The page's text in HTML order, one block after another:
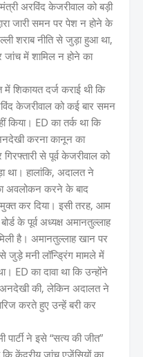
अरविंद केजरीवाल को बड़ी
जारी समन पर पेश न होने के
शराब नीति से जुड़ा हुआ था,
में शामिल न होने का
शिकायत दर्ज कराई थी कि
केजरीवाल को कई बार समन
ED का तर्क था कि
करना कानून का
से पूर्व केजरीवाल को
था। हालांकि, अदालत ने
अवलोकन करने के बाद
कर दिया। इसी तरह, आम
के पूर्व अध्यक्ष अमानतुल्लाह
है। अमानतुल्लाह खान पर
से जुड़े मनी लॉन्ड्रिंग मामले में
ED का दावा था कि उन्होंने
अनदेखी की, लेकिन अदालत ने
करते हुए उन्हें बरी कर
ने इसे “सत्य की जीत”
कि केंद्रीय जांच एजेंसियों का